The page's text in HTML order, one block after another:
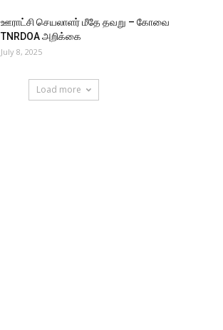
ஊராட்சி செயலாளர் மீதே தவறு – கோவை
TNRDOA அறிக்கை
July 8, 2025
Load more